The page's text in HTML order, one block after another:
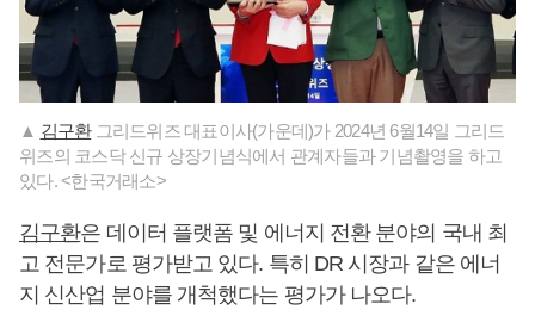
▲ 김구환그리드위즈 대표이사(가운데)가 2024년 6월14일 그리드
위즈의 코스닥 신규 상장기념식에서 관계자들과 기념촬영을 하고
있다. <한국거래소>
김구환은 데이터 플랫폼 및 에너지 전환 분야의 국내 최
고 전문가로 평가받고 있다. 특히 DR 시장과 같은 에너
지 신산업 분야를 개척했다는 평가가 나오다.